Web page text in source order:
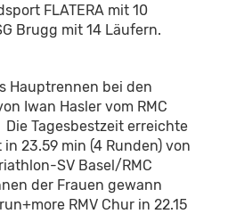
FLATERA mit 10
Brugg mit 14 Läufern.
Hauptrennen bei den
Iwan Hasler vom RMC
Tagesbestzeit erreichte
23.59 min (4 Runden) von
SV Basel/RMC
der Frauen gewann
RMV Chur in 22.15